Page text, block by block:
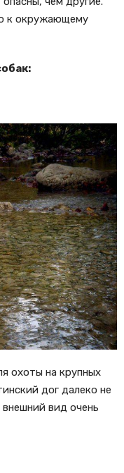
к окружающему
охоты на крупных
дог далеко не
внешний вид очень